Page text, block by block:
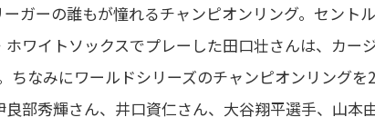
ガーの誰もが憧れるチャンピオンリング。セント
ワイトソックスでプレーした田口壮さんは、カー
ちなみにワールドシリーズのチャンピオンリングを
部秀輝さん、井口資仁さん、大谷翔平選手、山本